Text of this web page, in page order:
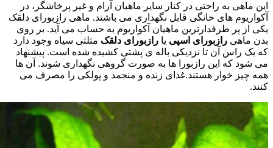
این ماهی به راحتی در کنار سایر ماهیان آرام و غیر پرخاشگر، در
آکواریوم های خانگی قابل نگهداری می باشند. ماهی رازبورای دلقک
یکی از پر طرفدارترین ماهیان آکواریوم به حساب می آید. بر روی
بدن ماهی رازبورای اسپی یا رازبورای دلقک مثلثی سیاه وجود دارد
که یک راس آن تا نزدیکی باله ی پشتی کشیده شده است. پیشنهاد
می شود که این رازبورا ها به صورت گروهی نگهداری شوند. آن ها
همه چیز خوار هستند.غذای زنده و منجمد و پولکی را مصرف می
کنند.